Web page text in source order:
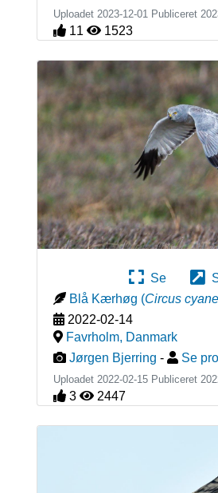
Uploadet 2023-12-01 Publiceret
11 1523
Se
Blå Kærhøg (Circus
2022-02-14
Favrholm, Danmark
Jørgen Bjerring - Se
Uploadet 2022-02-15 Publiceret
3 2447